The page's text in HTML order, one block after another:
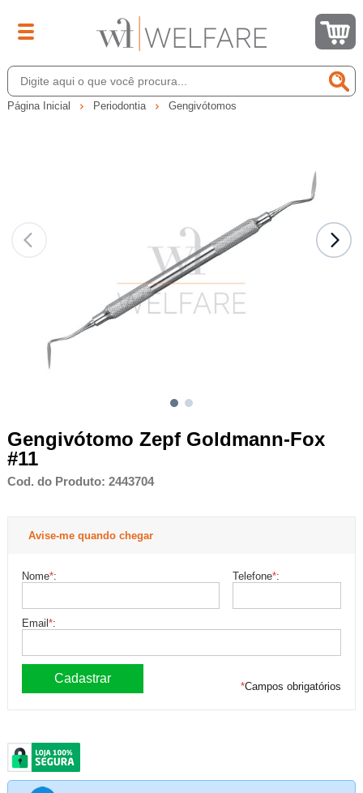
Página Inicial Periodontia Gengivótomos
Gengivótomo Zepf Goldmann-Fox
#11
Cod. do Produto: 2443704
Avise-me quando chegar
Nome*: Telefone*:
Email*:
*Campos obrigatórios